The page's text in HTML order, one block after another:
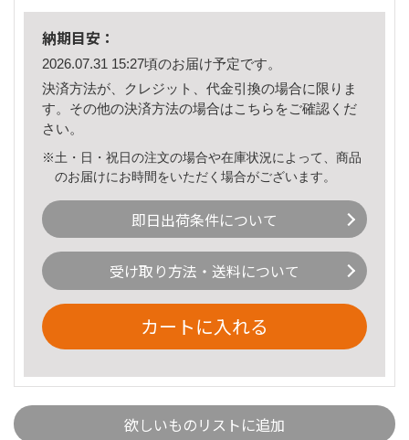
納期目安：
2026.07.31 15:27頃のお届け予定です。
決済方法が、クレジット、代金引換の場合に限りま
す。その他の決済方法の場合はこちら をご確認くだ
さい。
※土・日・祝日の注文の場合や在庫状況によって、商品
のお届けにお時間をいただく場合がございます。
即日出荷条件について
受け取り方法・送料について
カートに入れる
欲しいものリストに追加